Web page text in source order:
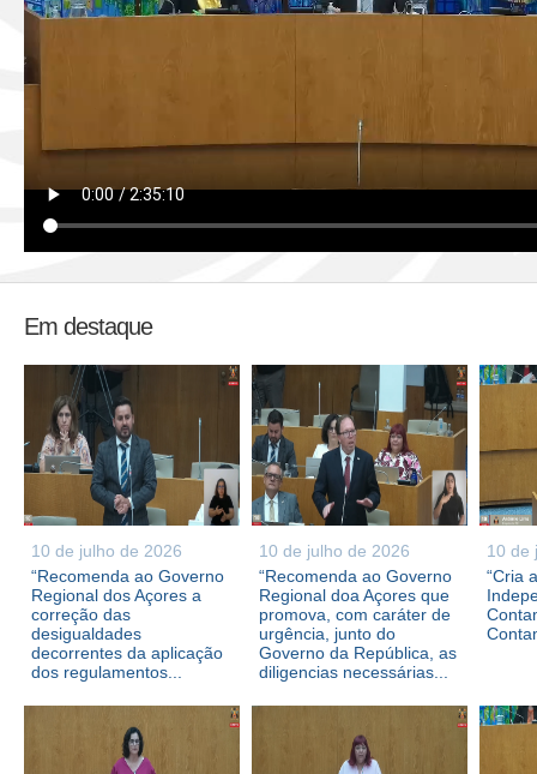
Em destaque
10 de julho de 2026
“Recomenda ao Governo
Regional dos Açores a
correção das
desigualdades
decorrentes da aplicação
dos regulamentos...
10 de julho de 2026
“Recomenda ao Governo
Regional doa Açores que
promova, com caráter de
urgência, junto do
Governo da República, as
diligencias necessárias...
10 de
“Cria